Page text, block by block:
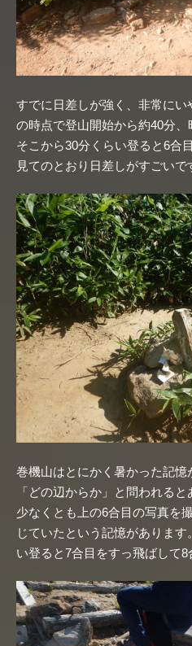
すでに日差しが強く、非常にい
の時点で登山開始から約40分、
そこから30分くらい登ると6合
見てのとおり日差しがすごいで
巻機山はとにかく暑かった記
「どの辺からか」と問われる
少なくとも上の6合目の写真を
じていたという記憶がありま
い登ると7合目をすっ飛ばして8